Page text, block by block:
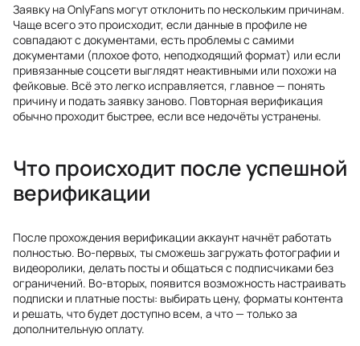
Заявку на OnlyFans могут отклонить по нескольким причинам.
Чаще всего это происходит, если данные в профиле не
совпадают с документами, есть проблемы с самими
документами (плохое фото, неподходящий формат) или если
привязанные соцсети выглядят неактивными или похожи на
фейковые. Всё это легко исправляется, главное — понять
причину и подать заявку заново. Повторная верификация
обычно проходит быстрее, если все недочёты устранены.
Что происходит после успешной
верификации
После прохождения верификации аккаунт начнёт работать
полностью. Во-первых, ты сможешь загружать фотографии и
видеоролики, делать посты и общаться с подписчиками без
ограничений. Во-вторых, появится возможность настраивать
подписки и платные посты: выбирать цену, форматы контента
и решать, что будет доступно всем, а что — только за
дополнительную оплату.